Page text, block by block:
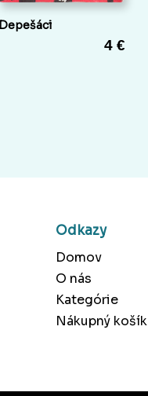
Depešáci
4 €
Odkazy
Domov
O nás
Kategórie
Nákupný košík